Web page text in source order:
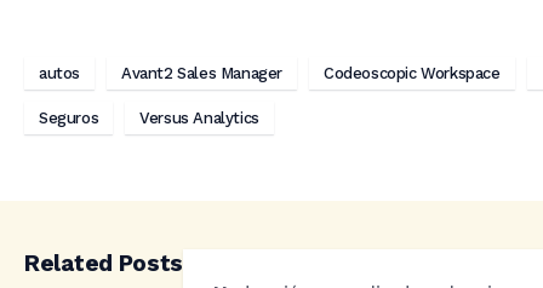
autos Avant2 Sales Manager Codeoscopic Workspace
Seguros Versus Analytics
Related Posts